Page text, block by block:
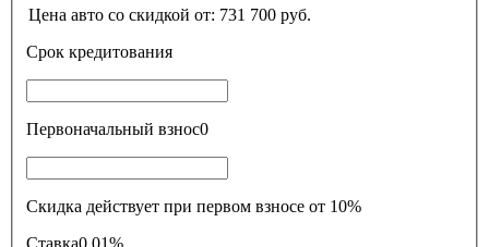
Цена авто со скидкой от: 731 700 руб.
Срок кредитования
Первоначальный взнос0
Скидка действует при первом взносе от 10%
Ставка0.01%